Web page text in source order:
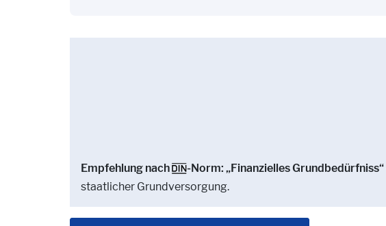
Empfehlung nach -Norm: „Finanzielles Grundbedürfniss“
staatlicher Grundversorgung.